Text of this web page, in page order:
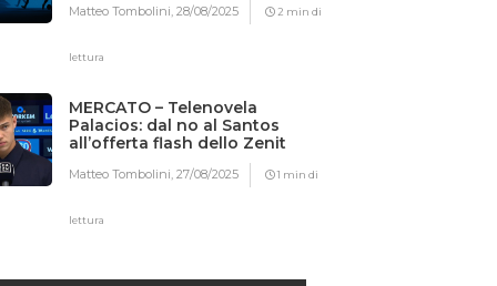
Matteo Tombolini,28/08/2025 2 min di
lettura
MERCATO – Telenovela
Palacios: dal no al Santos
all’offerta flash dello Zenit
Matteo Tombolini,27/08/2025 1 min di
lettura